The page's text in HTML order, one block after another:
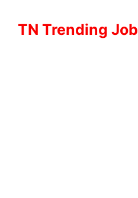
contentTN Trending Job